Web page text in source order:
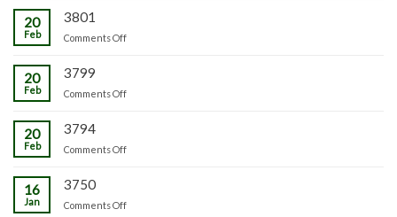
چڑکپورہ
مکئی
20
Feb
3801
Comments Offon
20
Feb
3799
Comments Offon
20
Feb
3794
Comments Offon
16
Jan
3750
Comments Offon